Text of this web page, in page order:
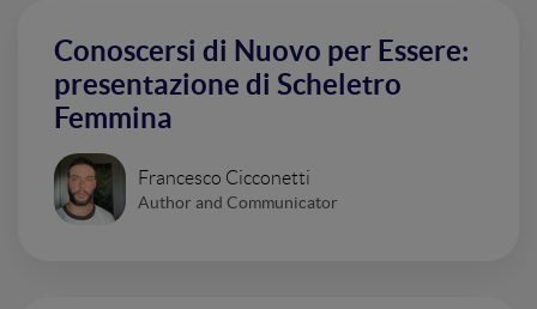
Conoscersi di Nuovo per Essere:
presentazione di Scheletro
Femmina
Francesco Cicconetti
Author and Communicator